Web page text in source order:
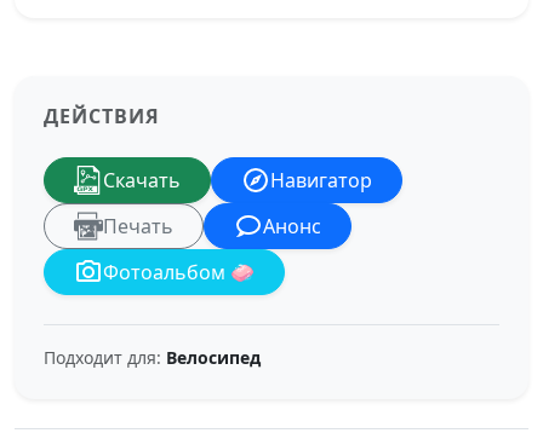
ДЕЙСТВИЯ
Скачать
Навигатор
Печать
Анонс
Фотоальбом 🧼
Подходит для: Велосипед